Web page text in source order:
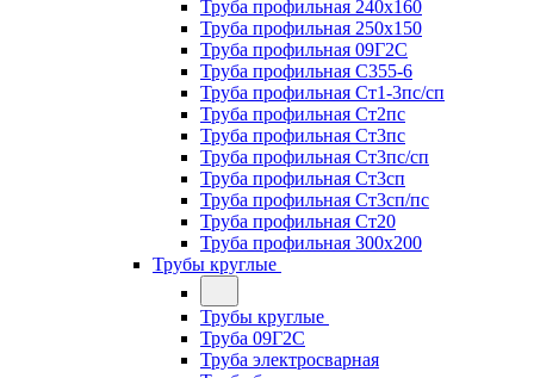
Труба профильная 240х160
Труба профильная 250х150
Труба профильная 09Г2С
Труба профильная С355-6
Труба профильная Ст1-3пс/сп
Труба профильная Ст2пс
Труба профильная Ст3пс
Труба профильная Ст3пс/сп
Труба профильная Ст3сп
Труба профильная Ст3сп/пс
Труба профильная Ст20
Труба профильная 300х200
Трубы круглые
Трубы круглые
Труба 09Г2С
Труба электросварная